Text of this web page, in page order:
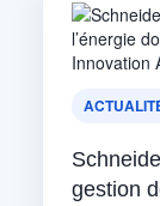
gestion